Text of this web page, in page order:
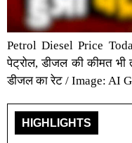
Petrol Diesel Price
पेट्रोल, डीजल की कीमत भी
डीजल का रेट / Image: AI
HIGHLIGHTS